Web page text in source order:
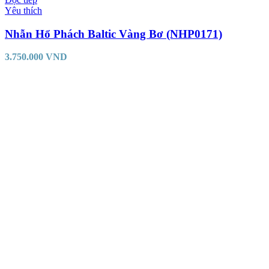
Yêu thích
Nhẫn Hổ Phách Baltic Vàng Bơ (NHP0171)
3.750.000 VND